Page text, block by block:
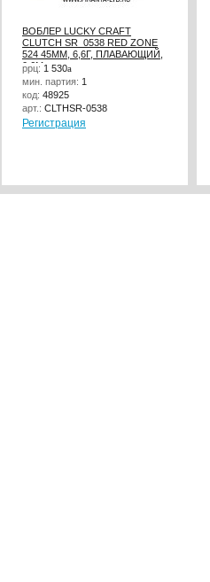
ВОБЛЕР LUCKY CRAFT
CLUTCH SR_0538 RED ZONE
524 45ММ, 6,6Г, ПЛАВАЮЩИЙ,
0,6М
ррц: 1 530a
мин. партия: 1
код: 48925
арт.: CLTHSR-0538
Регистрация